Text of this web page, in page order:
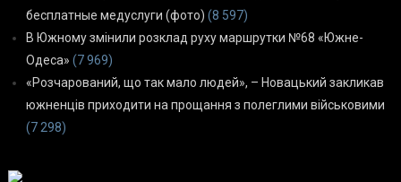
бесплатные медуслуги (фото) (8 597)
В Южному змінили розклад руху маршрутки №68 «Южне-
Одеса» (7 969)
«Розчарований, що так мало людей», – Новацький закликав
южненців приходити на прощання з полеглими військовими
(7 298)